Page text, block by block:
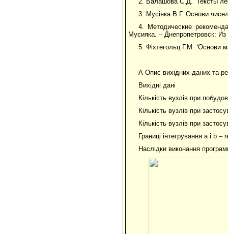
3. Мусiяка В.Г. Основи
4. Методические
Мусияка. – Днепропетровск:
5. Фіхтегольц Г.М. ‘Основи
А Опис вихiдних даних та
Вихiднi данi
Кількість вузлів при
Кількість вузлів при
Кількість вузлів при
Границі інтегрування a і b –
Наслiдки виконання